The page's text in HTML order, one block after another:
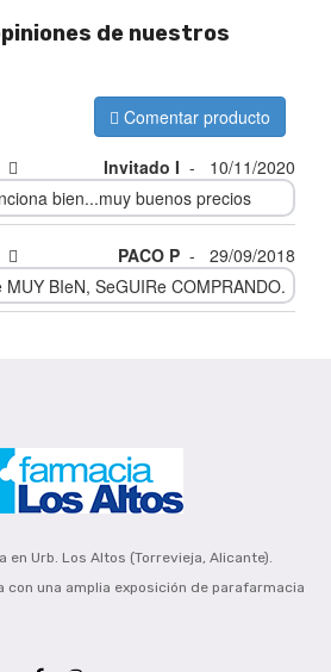
de nuestros
Comentar producto
Invitado I -
10/11/2020
bien...muy buenos precios
PACO P -
29/09/2018
MUY BIeN, SeGUIRe COMPRANDO.
en Urb. Los Altos (Torrevieja, Alicante).
con una amplia exposición de parafarmacia